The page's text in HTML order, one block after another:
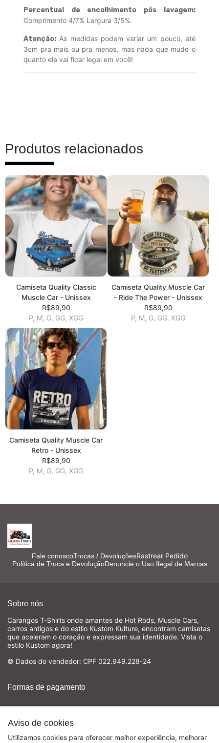
Percentual de encolhimento pós lavagem:
Comprimento 4/7% Largura 3/5%.
Atenção: As medidas podem variar um pouco, até
3cm pra mais ou pra menos, mas nada que mude o
quanto ela vai ficar legal em você!
Produtos relacionados
Camiseta Quality Classic
Muscle Car - Unissex
R$89,90
P, M, G, GG, XGG
Camiseta Quality Muscle Car
- Ride The Power - Unissex
R$89,90
P, M, G, GG, XGG
Camiseta Quality Muscle Car
Retro - Unissex
R$89,90
P, M, G, GG, XGG
Aviso de cookies
Utilizamos cookies para oferecer melhor experiência, melhorar
Fale conoscoTrocas / DevoluçõesRastrear Pedido
Política de Troca e DevoluçãoDenuncie o Uso Ilegal de Marcas
Sobre nós
Carangos T-Shirts onde amantes de Hot Rods, Muscle Cars,
carros antigos e do estilo Kustom Kulture, encontram camisetas
que aceleram o coração e expressam sua identidade. Vista o
estilo Kustom agora!
© Dados do vendedor: CPF 022.949.228-24
Formas de pagamento